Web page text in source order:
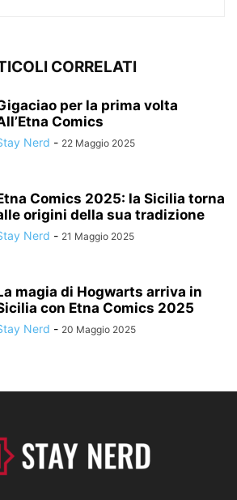
CORRELATI
per la prima volta
Comics
Nerd - 22 Maggio 2025
Comics 2025: la Sicilia torna
origini della sua tradizione
Nerd - 21 Maggio 2025
magia di Hogwarts arriva in
con Etna Comics 2025
Nerd - 20 Maggio 2025